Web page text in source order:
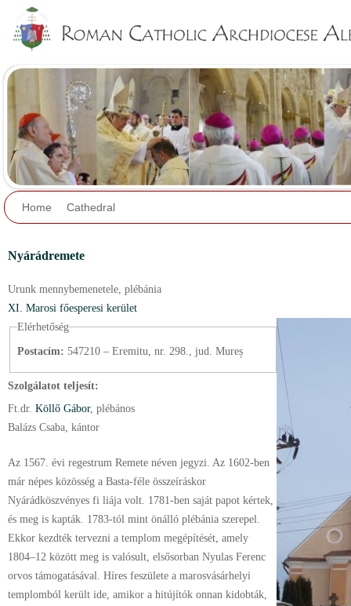
Home Cathedral
Nyárádremete
Urunk mennybemenetele, plébánia
XI. Marosi főesperesi kerület
Elérhetőség
Postacím: 547210 – Eremitu, nr. 298., jud. Mureș
Szolgálatot teljesít:
Ft. dr. Köllő Gábor, plébános
Balázs Csaba, kántor
Az 1567. évi regestrum Remete néven jegyzi. Az 1602-ben
már népes közösség a Basta-féle összeíráskor
Nyárádköszvényes fi liája volt. 1781-ben saját papot kértek,
és meg is kapták. 1783-tól mint önálló plébánia szerepel.
Ekkor kezdték tervezni a templom megépítését, amely
1804–12 között meg is valósult, elsősorban Nyulas Ferenc
orvos támogatásával. Híres feszülete a marosvásárhelyi
templomból került ide, amikor a hitújítók onnan kidobták,